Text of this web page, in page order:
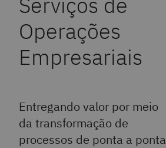
Operações
Empresariais
Entregando valor por meio
da transformação de
processos de ponta a ponta